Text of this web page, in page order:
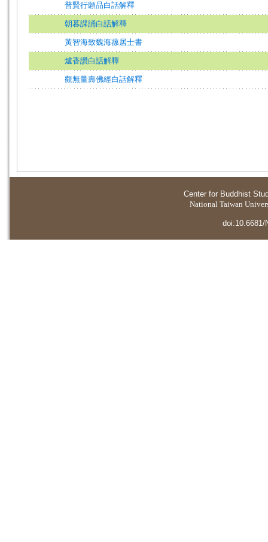
普賢行願品白話解釋
朝暮課誦白話解釋
黃智海致魏海蓀居士書
爐香讚白話解釋
觀無量壽佛經白話解釋
Center for Buddhist
National Taiwan
doi:10.6681/